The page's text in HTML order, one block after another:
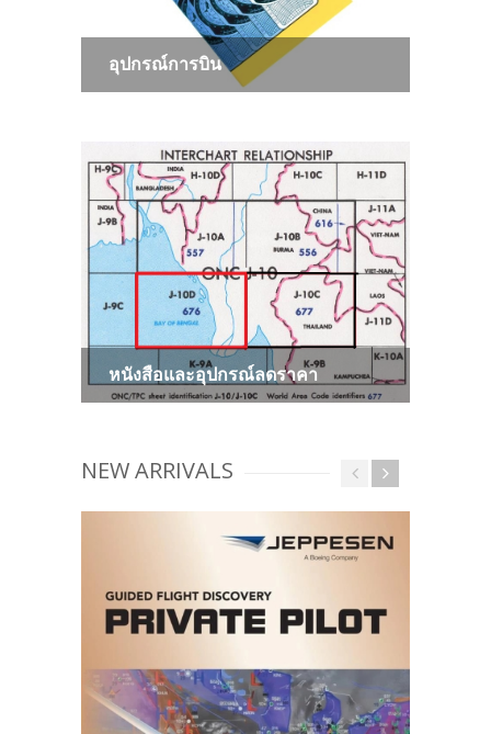
อุปกรณ์การบิน
หนังสือและอุปกรณ์ลดราคา
NEW ARRIVALS